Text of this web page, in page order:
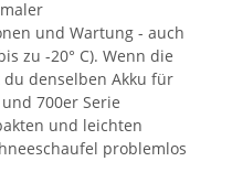
und Wartung - auch
zu -20° C). Wenn die
du denselben Akku für
700er Serie
und leichten
problemlos